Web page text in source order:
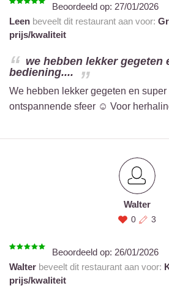
Beoordeeld op: 27/01/2026
Leen beveelt dit restaurant aan voor:
prijs/kwaliteit
we hebben lekker gegeten
bediening....
We hebben lekker gegeten en
ontspannende sfeer ☺️ Voor
Walter
0 3
Beoordeeld op: 26/01/2026
Walter beveelt dit restaurant aan voor:
prijs/kwaliteit